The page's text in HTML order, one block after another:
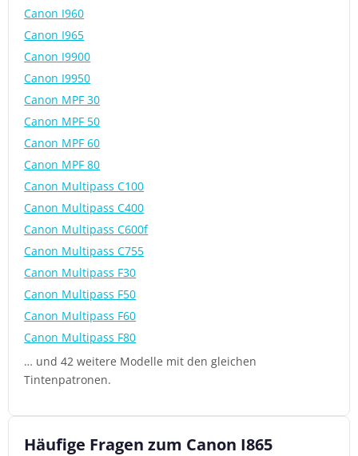
Canon I960
Canon I965
Canon I9900
Canon I9950
Canon MPF 30
Canon MPF 50
Canon MPF 60
Canon MPF 80
Canon Multipass C100
Canon Multipass C400
Canon Multipass C600f
Canon Multipass C755
Canon Multipass F30
Canon Multipass F50
Canon Multipass F60
Canon Multipass F80
… und 42 weitere Modelle mit den gleichen
Tintenpatronen.
Häufige Fragen zum Canon I865